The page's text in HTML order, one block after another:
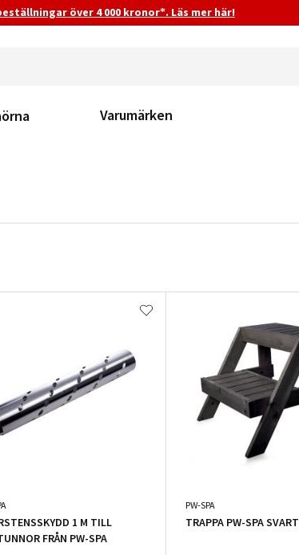
över 4 000 kronor*. Läs mer här!
Varumärken
1 M TILL
FRÅN PW-SPA
PW-SPA
TRAPPA PW-SPA SVART